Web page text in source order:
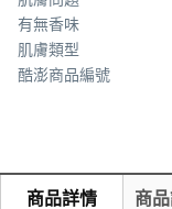
有無香味
肌膚類型
酷澎商品編號
商品詳情 商